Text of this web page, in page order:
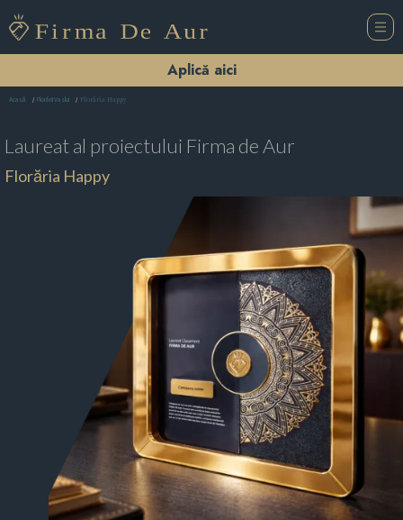
Aplică aici
Acasă Florării Vaslui Florăria Happy
Laureat al proiectului Firma de Aur
Florăria Happy